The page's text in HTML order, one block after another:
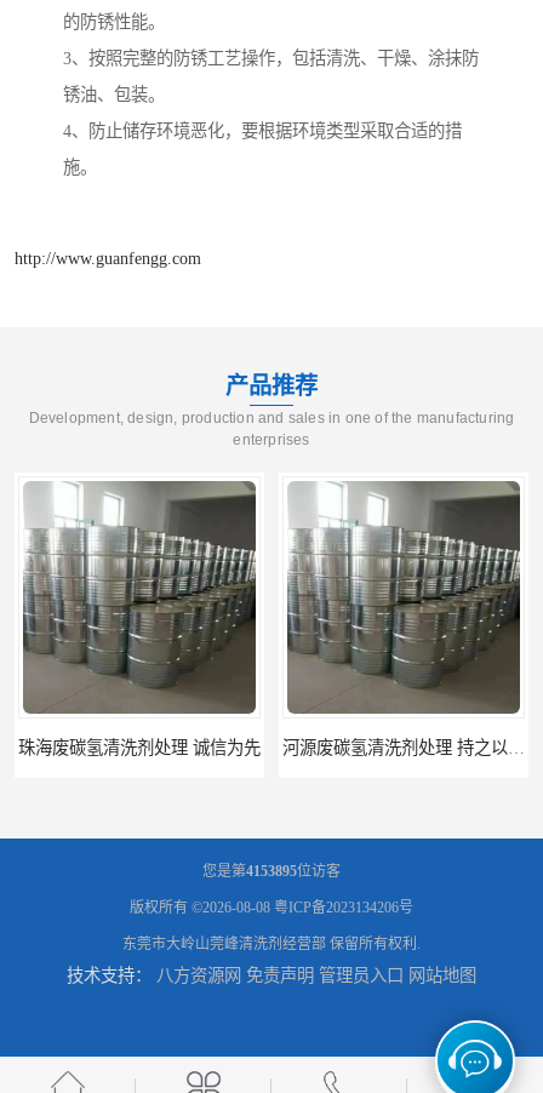
的防锈性能。
3、按照完整的防锈工艺操作，包括清洗、干燥、涂抹防
锈油、包装。
4、防止储存环境恶化，要根据环境类型采取合适的措
施。
http://www.guanfengg.com
产品推荐
Development, design, production and sales in one of the manufacturing
enterprises
河源废碳氢清洗剂处理 持之以恒为客户服务
梅州回收废碳氢清洗剂 现款交易 惠州废白电油回收 持之以恒为客户服务
您是第4153895位访客
版权所有 ©2026-08-08 粤ICP备2023134206号
东莞市大岭山莞峰清洗剂经营部 保留所有权利.
技术支持： 八方资源网 免责声明 管理员入口 网站地图